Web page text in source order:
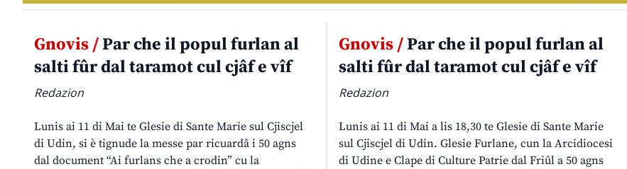
Gnovis /Par che il popul furlan al
salti fûr dal taramot cul cjâf e vîf
Redazion
Lunis ai 11 di Mai te Glesie di Sante Marie sul Cjiscjel
di Udin, si è tignude la messe par ricuardâ i 50 agns
dal document “Ai furlans che a crodin” cu la
Gnovis /Par che il popul furlan al
salti fûr dal taramot cul cjâf e vîf
Redazion
Lunis ai 11 di Mai a lis 18,30 te Glesie di Sante Marie
sul Cjiscjel di Udin. Glesie Furlane, cun la Arcidiocesi
di Udine e Clape di Culture Patrie dal Friûl a 50 agns